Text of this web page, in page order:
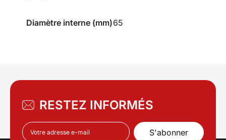
Diamètre interne (mm)65
RESTEZ INFORMÉS